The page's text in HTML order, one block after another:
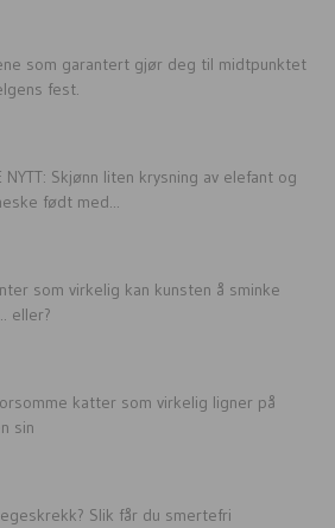
som garantert gjør deg til midtpunktet
fest.
NYTT: Skjønn liten krysning av elefant og
født med...
som virkelig kan kunsten å sminke
eller?
katter som virkelig ligner på
sin
Slik får du smertefri